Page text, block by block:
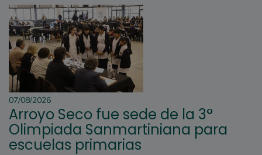
07/08/2026
Arroyo Seco fue sede de la 3°
Olimpiada Sanmartiniana para
escuelas primarias